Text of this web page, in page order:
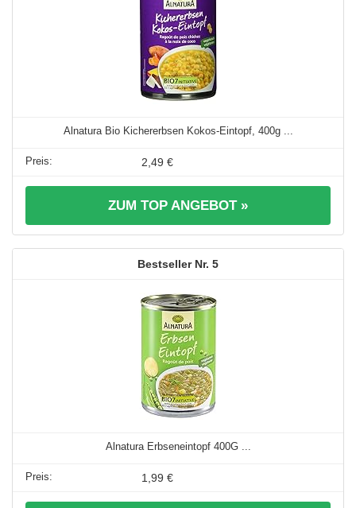
Alnatura Bio Kichererbsen Kokos-Eintopf, 400g ...
2,49 €
ZUM TOP ANGEBOT »
5
Alnatura Erbseneintopf 400G ...
1,99 €